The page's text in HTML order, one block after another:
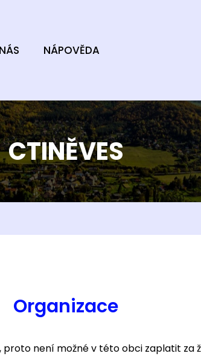
NÁPOVĚDA
CTINĚVES
Organizace
není možné v této obci zaplatit za